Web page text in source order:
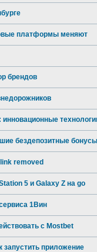
платформы меняют
брендов
бездепозитные
removed
5 и Galaxy Z на go
1Вин
с Mostbet
запустить приложение